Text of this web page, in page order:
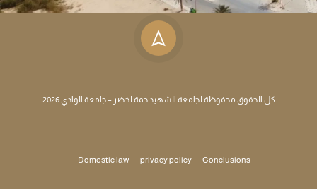
كل الحقوق محفوظة لجامعة الشهيد حمة لخضر – جامعة الوادي 2026
Domestic law privacy policy Conclusions